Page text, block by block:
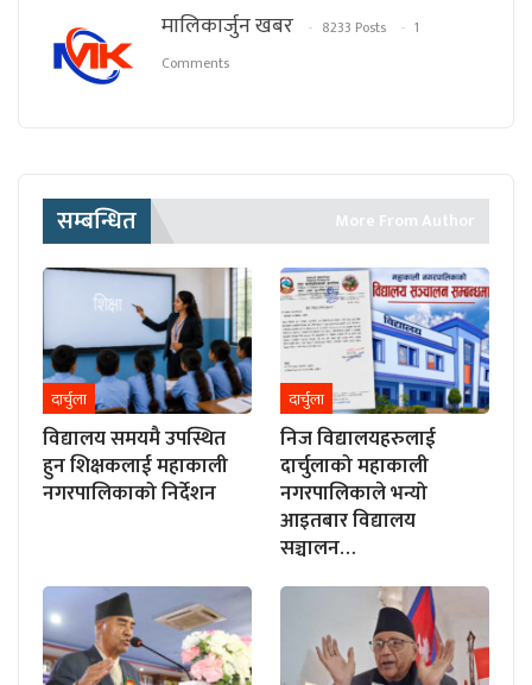
मालिकार्जुन खबर 8233 Posts
1
Comments
सम्बन्धित More From Author
दार्चुला
विद्यालय समयमै उपस्थित
हुन शिक्षकलाई महाकाली
नगरपालिकाको निर्देशन
दार्चुला
निज विद्यालयहरुलाई
दार्चुलाको महाकाली
नगरपालिकाले भन्यो
आइतबार विद्यालय
सञ्चालन…